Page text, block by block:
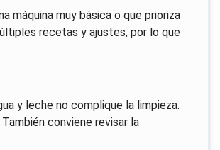
máquina muy básica o que prioriza
recetas y ajustes, por lo que
y leche no complique la limpieza.
conviene revisar la